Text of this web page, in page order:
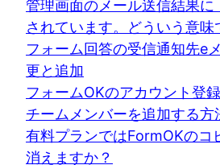
管理画面のメール送信結果
されています。どういう意味
フォーム回答の受信通知先e
更と追加
フォームOKのアカウント登
チームメンバーを追加する方
有料プランではFormOKのコ
消えますか？